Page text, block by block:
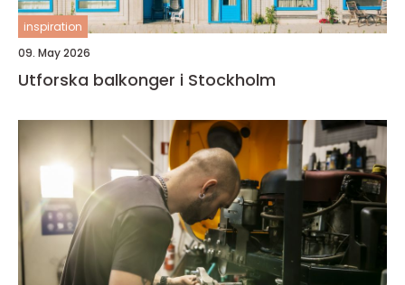
inspiration
09. May 2026
Utforska balkonger i Stockholm